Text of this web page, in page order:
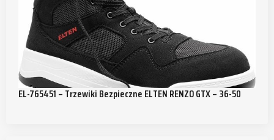
EL-765451 – Trzewiki Bezpieczne ELTEN RENZO GTX – 36-50